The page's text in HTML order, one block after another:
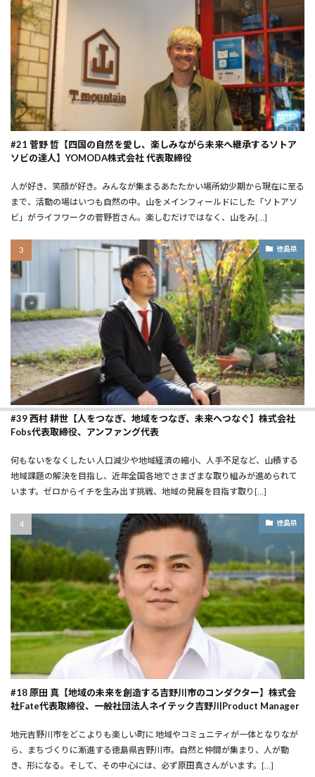
#21 菅野 哲【四国の自然を愛し、楽しみながら未来へ継承するソトア
ソビの達人】YOMODA株式会社 代表取締役
人が好き、笑顔が好き。みんなが集まるあたたかい場所――幼少期から現在に至る
まで、活動の場はいつも自然の中。山をメインフィールドにした「ソトアソ
ビ」がライフワークの菅野哲さん。楽しむだけではなく、山をみ[…]
徳島県
#39 西村 耕世【人をつなぎ、地域をつなぎ、未来へつなぐ】株式会社
Fobs代表取締役、アンファング代表
何もないをなくしたい ――人口減少や地域経済の縮小、人手不足など、山積する
地域課題の解決を目指し、近年全国各地でさまざまな取り組みが進められて
います。ゼロからイチを生み出す挑戦、地域の発展を目指す取り[…]
徳島県
#18 原田 真【地域の未来を創造する吉野川市のコンダクター】株式会
社Fate代表取締役、一般社団法人ネイテック吉野川Product Manager
地元吉野川市をどこよりも楽しい町に ――地域やコミュニティが一体となりなが
ら、まちづくりに漸進する徳島県吉野川市。自然と仲間が集まり、人が動
き、形になる。そして、その中心には、必ず原田真さんがいます。[…]